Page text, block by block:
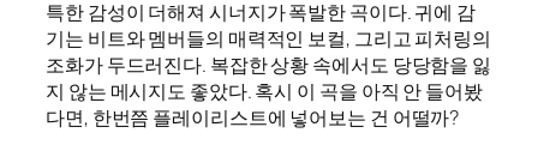
특한 감성이 더해져 시너지가 폭발한 곡이다. 귀에 감
기는 비트와 멤버들의 매력적인 보컬, 그리고 피처링의
조화가 두드러진다. 복잡한 상황 속에서도 당당함을 잃
지 않는 메시지도 좋았다. 혹시 이 곡을 아직 안 들어봤
다면, 한번쯤 플레이리스트에 넣어보는 건 어떨까?